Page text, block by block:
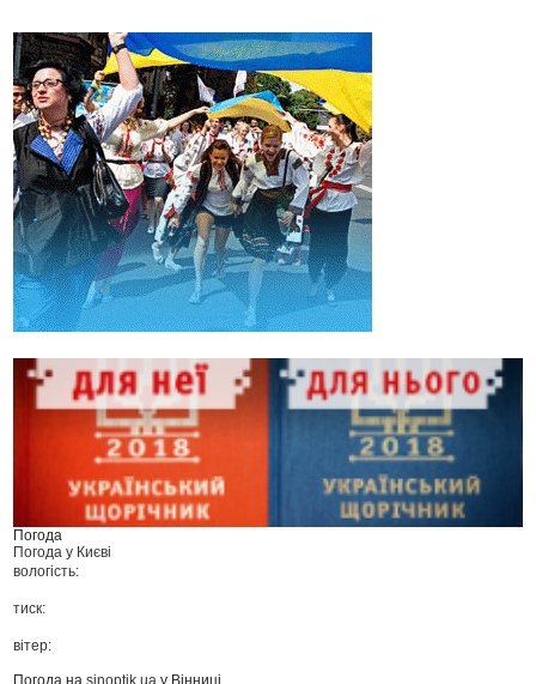
Погода
Погода у Києві
вологість:
тиск:
вітер:
Погода наsinoptik.ua у Вінниці